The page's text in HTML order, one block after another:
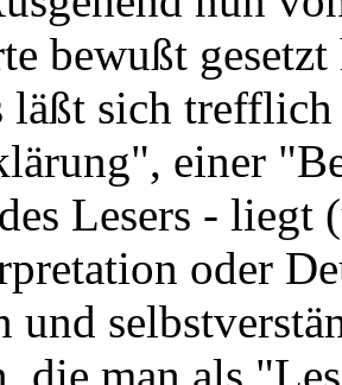
bewußt
läßt sich trefflich
einer
Lesers - liegt
oder
und
die man als